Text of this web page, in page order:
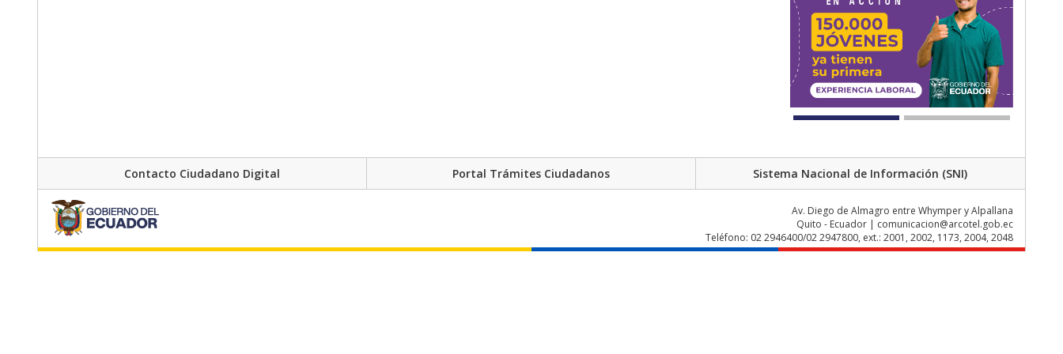
Contacto Ciudadano Digital Portal Trámites Ciudadanos Sistema Nacional de Información (SNI)
Av. Diego de Almagro entre Whymper y Alpallana
Quito - Ecuador | comunicacion@arcotel.gob.ec
Teléfono: 02 2946400/02 2947800, ext.: 2001, 2002, 1173, 2004, 2048